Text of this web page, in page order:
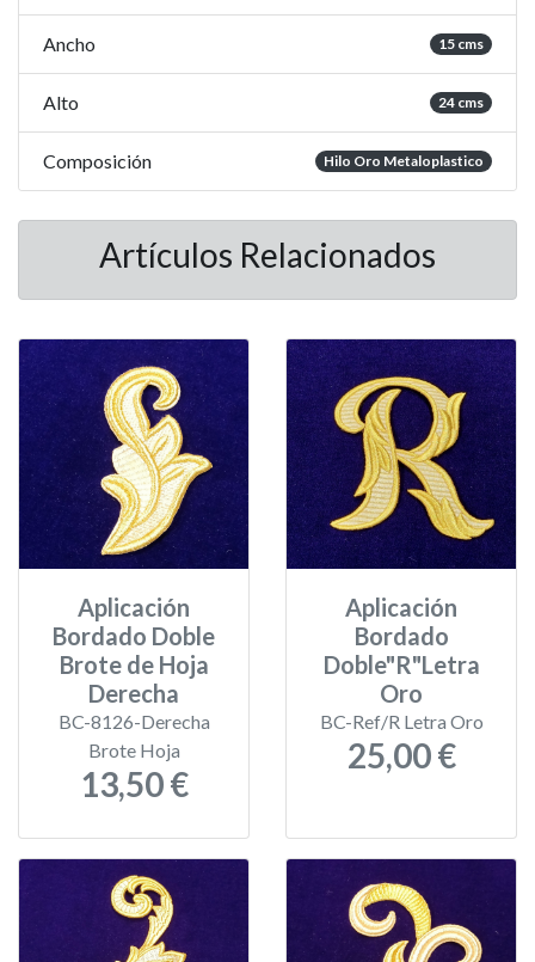
Ancho 15 cms
Alto 24 cms
Composición Hilo Oro Metaloplastico
Artículos Relacionados
Aplicación
Bordado Doble
Brote de Hoja
Derecha
BC-8126-Derecha
Brote Hoja
13,50 €
Aplicación
Bordado
Doble"R"Letra
Oro
BC-Ref/R Letra Oro
25,00 €